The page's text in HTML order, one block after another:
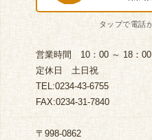
営業時間 10：00 ～ 18：00
定休日 土日祝
TEL:0234-43-6755
FAX:0234-31-7840
〒998-0862